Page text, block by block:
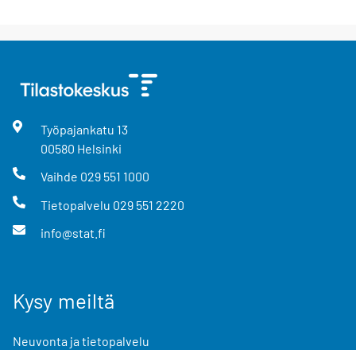
Työpajankatu 13
00580 Helsinki
Vaihde 029 551 1000
Tietopalvelu 029 551 2220
info@stat.fi
Kysy meiltä
Neuvonta ja tietopalvelu